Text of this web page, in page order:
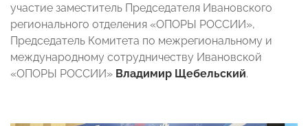
участие заместитель Председателя Ивановского
регионального отделения «ОПОРЫ РОССИИ»,
Председатель Комитета по межрегиональному и
международному сотрудничеству Ивановской
«ОПОРЫ РОССИИ» Владимир Щебельский.